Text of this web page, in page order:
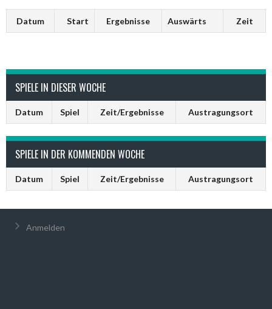
Datum Start Ergebnisse Auswärts Zeit
SPIELE IN DIESER WOCHE
Datum Spiel Zeit/Ergebnisse Austragungsort
SPIELE IN DER KOMMENDEN WOCHE
Datum Spiel Zeit/Ergebnisse Austragungsort
Anmelden